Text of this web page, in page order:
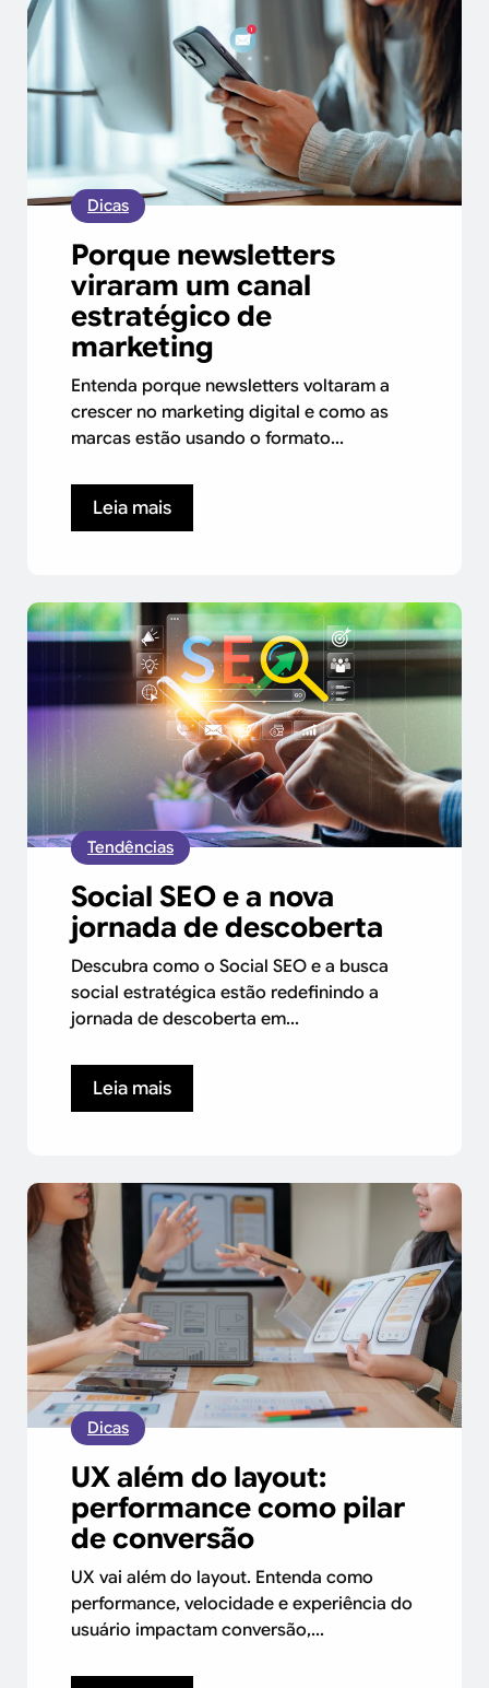
Dicas
Porque newsletters
viraram um canal
estratégico de
marketing
Entenda porque newsletters voltaram a
crescer no marketing digital e como as
marcas estão usando o formato...
Leia mais
Tendências
Social SEO e a nova
jornada de descoberta
Descubra como o Social SEO e a busca
social estratégica estão redefinindo a
jornada de descoberta em...
Leia mais
Dicas
UX além do layout:
performance como pilar
de conversão
UX vai além do layout. Entenda como
performance, velocidade e experiência do
usuário impactam conversão,...